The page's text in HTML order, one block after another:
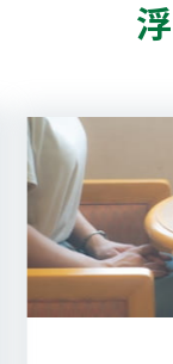
浮